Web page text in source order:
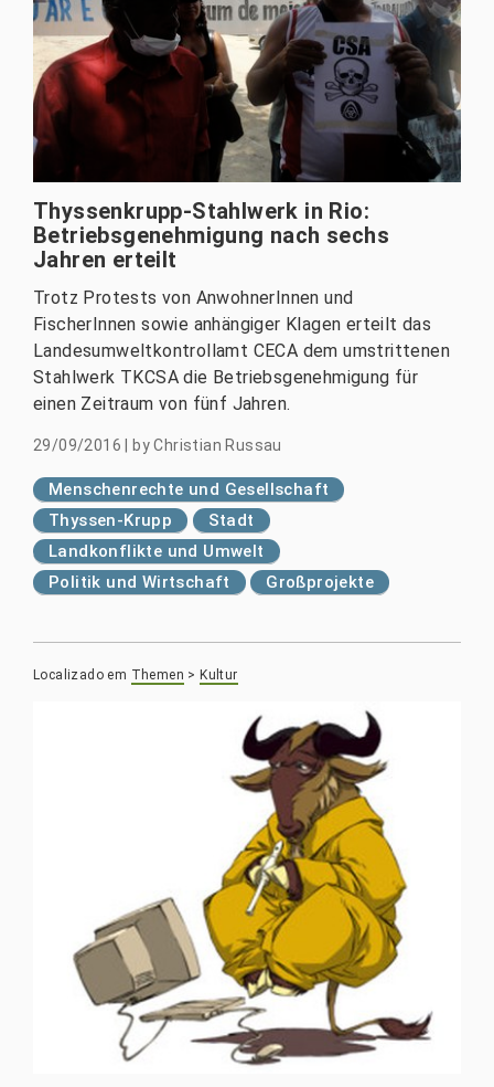
Thyssenkrupp-Stahlwerk in Rio:
Betriebsgenehmigung nach sechs
Jahren erteilt
Trotz Protests von AnwohnerInnen und
FischerInnen sowie anhängiger Klagen erteilt das
Landesumweltkontrollamt CECA dem umstrittenen
Stahlwerk TKCSA die Betriebsgenehmigung für
einen Zeitraum von fünf Jahren.
29/09/2016 byChristian Russau
Menschenrechte und Gesellschaft
Thyssen-Krupp
Stadt
Landkonflikte und Umwelt
Politik und Wirtschaft
Großprojekte
Localizado em Themen > Kultur